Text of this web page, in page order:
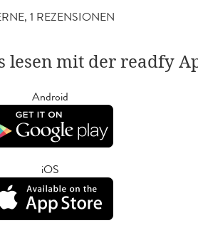
1 REZENSIONEN
lesen mit der readfy
Android
iOS